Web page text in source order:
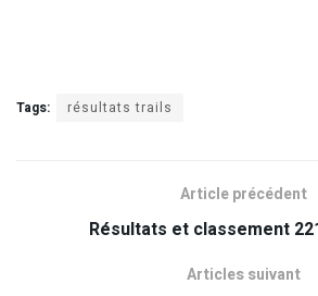
Tags: résultats trails
Article précédent
Résultats et classement
Articles suivant